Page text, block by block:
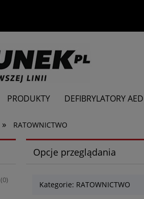
PRODUKTY DEFIBRYLATORY AED
» RATOWNICTWO
(0)
Opcje przeglądania
Kategorie: RATOWNICTWO